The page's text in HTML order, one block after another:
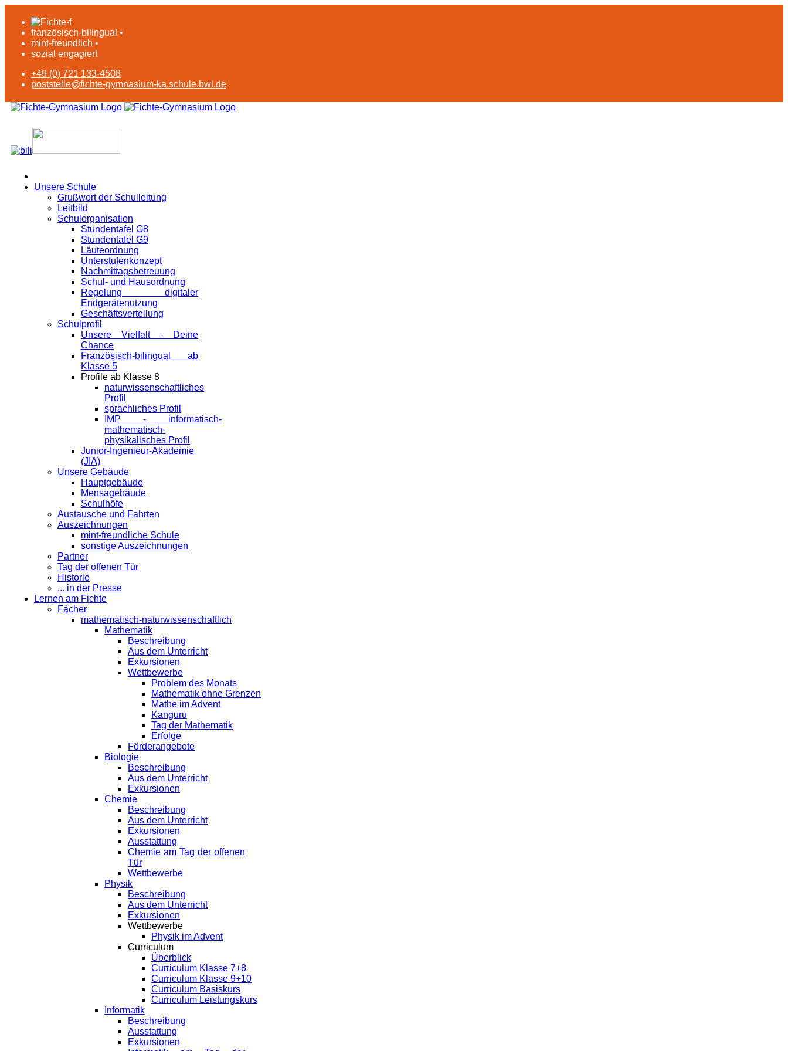
französisch-bilingual •
mint-freundlich •
sozial engagiert
+49 (0) 721 133-4508
poststelle@fichte-gymnasium-ka.schule.bwl.de
Unsere Schule
Grußwort der Schulleitung
Leitbild
Schulorganisation
Stundentafel G8
Stundentafel G9
Läuteordnung
Unterstufenkonzept
Nachmittagsbetreuung
Schul- und Hausordnung
Regelung digitaler
Endgeräte­nutzung
Geschäftsverteilung
Schulprofil
Unsere Vielfalt - Deine
Chance
Französisch-bilingual ab
Klasse 5
Profile ab Klasse 8
naturwissenschaftliches
Profil
sprachliches Profil
IMP - informatisch-
mathematisch-
physikalisches Profil
Junior-Ingenieur-Akademie
(JIA)
Unsere Gebäude
Hauptgebäude
Mensagebäude
Schulhöfe
Austausche und Fahrten
Auszeichnungen
mint-freundliche Schule
sonstige Auszeichnungen
Partner
Tag der offenen Tür
Historie
... in der Presse
Lernen am Fichte
Fächer
mathematisch-naturwissenschaftlich
Mathematik
Beschreibung
Aus dem Unterricht
Exkursionen
Wettbewerbe
Problem des Monats
Mathematik ohne Grenzen
Mathe im Advent
Kanguru
Tag der Mathematik
Erfolge
Förderangebote
Biologie
Beschreibung
Aus dem Unterricht
Exkursionen
Chemie
Beschreibung
Aus dem Unterricht
Exkursionen
Ausstattung
Chemie am Tag der offenen
Tür
Wettbewerbe
Physik
Beschreibung
Aus dem Unterricht
Exkursionen
Wettbewerbe
Physik im Advent
Curriculum
Überblick
Curriculum Klasse 7+8
Curriculum Klasse 9+10
Curriculum Basiskurs
Curriculum Leistungskurs
Informatik
Beschreibung
Ausstattung
Exkursionen